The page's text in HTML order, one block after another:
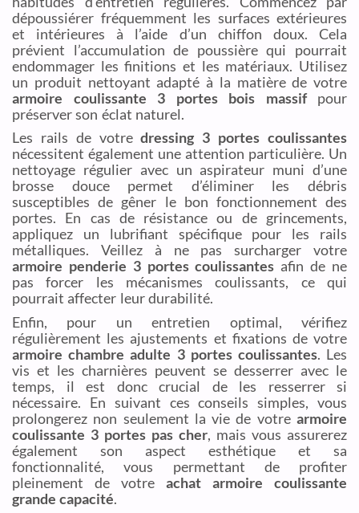
dépoussiérer fréquemment les surfaces extérieures
et intérieures à l’aide d’un chiffon doux. Cela
prévient l’accumulation de poussière qui pourrait
endommager les finitions et les matériaux. Utilisez
un produit nettoyant adapté à la matière de votre
armoire coulissante 3 portes bois massifpour
préserver son éclat naturel.
Les rails de votredressing 3 portes coulissantes
nécessitent également une attention particulière. Un
nettoyage régulier avec un aspirateur muni d’une
brosse douce permet d’éliminer les débris
susceptibles de gêner le bon fonctionnement des
portes. En cas de résistance ou de grincements,
appliquez un lubrifiant spécifique pour les rails
métalliques. Veillez à ne pas surcharger votre
armoire penderie 3 portes coulissantes afin de ne
pas forcer les mécanismes coulissants, ce qui
pourrait affecter leur durabilité.
Enfin, pour un entretien optimal, vérifiez
régulièrement les ajustements et fixations de votre
armoire chambre adulte 3 portes coulissantes. Les
vis et les charnières peuvent se desserrer avec le
temps, il est donc crucial de les resserrer si
nécessaire. En suivant ces conseils simples, vous
prolongerez non seulement la vie de votre armoire
coulissante 3 portes pas cher, mais vous assurerez
également son aspect esthétique et sa
fonctionnalité, vous permettant de profiter
pleinement de votre achat armoire coulissante
grande capacité.